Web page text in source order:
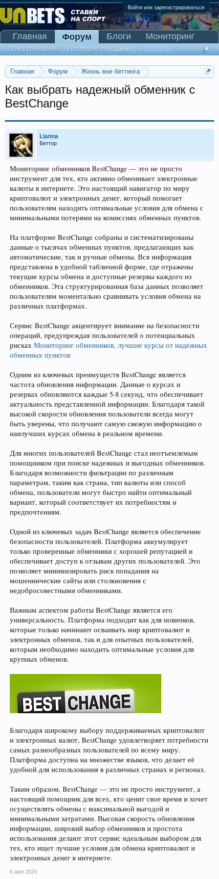
Войти или зарегистрироваться
Главная Форум
Жизнь вне беттинга
Как выбрать надежный обменник с
BestChange
Lianna
Беттор
Мониторинг обменников BestChange — это не просто
инструмент для тех, кто активно обменивает электронные
валюты в интернете. Это настоящий навигатор по миру
криптовалют и электронных денег, который помогает
пользователям находить оптимальные условия для обмена с
минимальными потерями на комиссиях обменных пунктов.
На платформе BestChange собраны и систематизированы
данные о тысячах обменных пунктов, предлагающих как
автоматические, так и ручные обмены. Вся информация
представлена в удобной табличной форме, где отражены
текущие курсы обмена и доступные резервы каждого из
обменников. Эта структурированная база данных позволяет
пользователям моментально сравнивать условия обмена на
различных платформах.
Сервис BestChange акцентирует внимание на безопасности
операций, предупреждая пользователей о потенциальных
рисках Мониторинг обменников, лучшие курсы от надежных
обменных пунктов
Одним из ключевых преимуществ BestChange является
частота обновления информации. Данные о курсах и
резервах обновляются каждые 5-8 секунд, что обеспечивает
актуальность представленной информации. Благодаря такой
высокой скорости обновления пользователи всегда могут
быть уверены, что получают самую свежую информацию о
наилучших курсах обмена в реальном времени.
Для многих пользователей BestChange стал неотъемлемым
помощником при поиске надежных и выгодных обменников.
Благодаря возможности фильтрации по различным
параметрам, таким как страна, тип валюты или способ
обмена, пользователи могут быстро найти оптимальный
вариант, который соответствует их потребностям и
предпочтениям.
Одной из ключевых задач BestChange является обеспечение
безопасности пользователей. Платформа аккумулирует
только проверенные обменники с хорошей репутацией и
обеспечивает доступ к отзывам других пользователей. Это
позволяет минимизировать риск попадания на
мошеннические сайты или столкновения с
недобросовестными обменниками.
Важным аспектом работы BestChange является его
универсальность. Платформа подходит как для новичков,
которые только начинают осваивать мир криптовалют и
электронных обменов, так и для опытных пользователей,
которым необходимо находить оптимальные условия для
крупных обменов.
Благодаря широкому выбору поддерживаемых криптовалют
и электронных валют, BestChange удовлетворяет потребности
самых разнообразных пользователей по всему миру.
Платформа доступна на множестве языков, что делает её
удобной для использования в различных странах и регионах.
Таким образом, BestChange — это не просто инструмент, а
настоящий помощник для всех, кто ценит свое время и хочет
осуществлять обмены с максимальной выгодой и
минимальными затратами. Высокая скорость обновления
информации, широкий выбор обменников и простота
использования делают этот сервис идеальным выбором для
тех, кто ищет лучшие условия для обмена криптовалют и
электронных денег в интернете.
6 июл 2024
Главная Форум
Поиск сообщений Последние сообщения
Блоги
Мониторинг
Сканер Pinnacle